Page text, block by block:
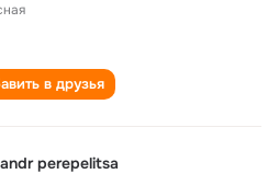
в друзья
perepelitsa